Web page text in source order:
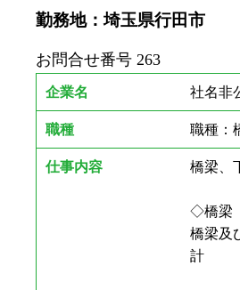
勤務地：埼玉県行田市
お問合せ番号 263
企業名 社名非
職種 職種：
仕事内容 橋梁、
◇橋梁
橋梁及
計